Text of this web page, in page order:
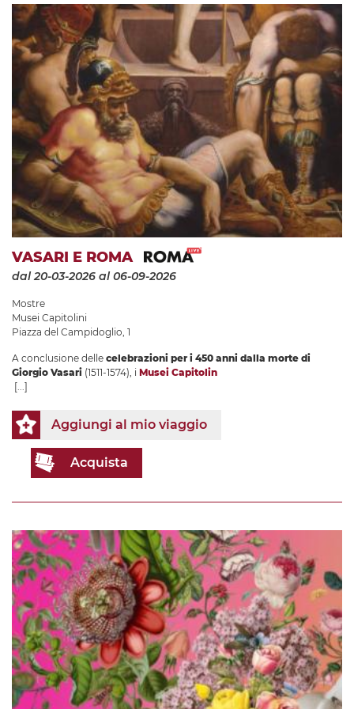
VASARI E ROMA
dal 20-03-2026 al 06-09-2026
Mostre
Musei Capitolini
Piazza del Campidoglio, 1
A conclusione delle celebrazioni per i 450 anni dalla morte di
Giorgio Vasari (1511-1574), i Musei Capitolin
[...]
Aggiungi al mio viaggio
Acquista